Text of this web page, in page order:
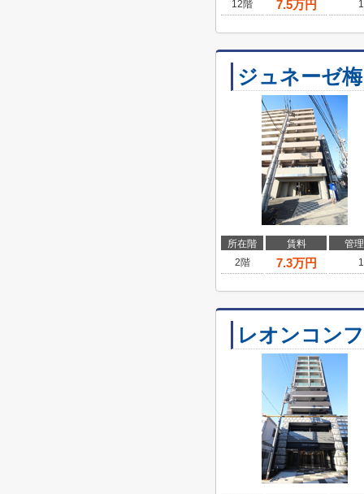
12階 7.5万円
ジュネーゼ
所在階 賃料
管
2階
7.3万円
レオンコン